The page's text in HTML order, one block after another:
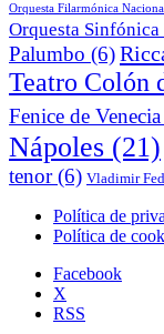
Orquesta Filarmónica
Orquesta
Palumbo (6)
Teatro Colón
Fenice de Venecia
Nápoles (21)
tenor(6) Vladimir
Política de
Política de
Facebook
X
RSS